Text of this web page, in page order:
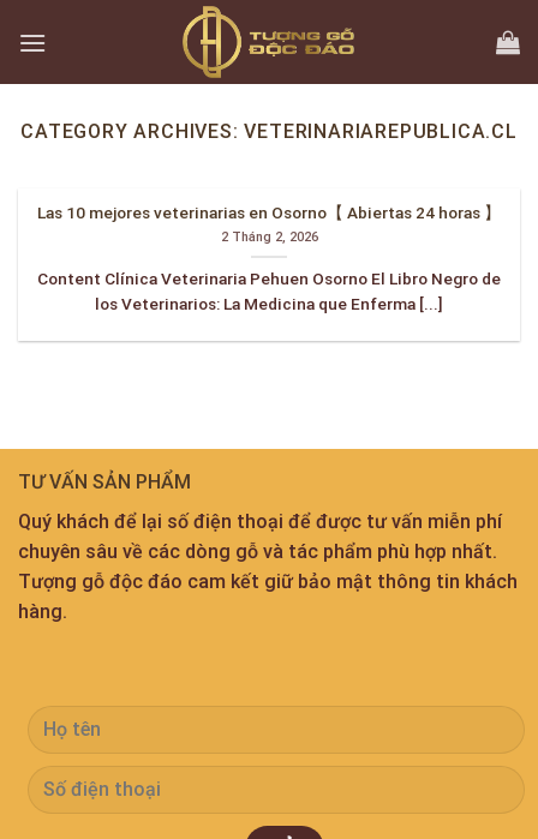
CATEGORY ARCHIVES:VETERINARIAREPUBLICA.CL
Las 10 mejores veterinarias en Osorno【 Abiertas 24 horas 】
2 Tháng 2, 2026
Content Clínica Veterinaria Pehuen Osorno El Libro Negro de
los Veterinarios: La Medicina que Enferma [...]
TƯ VẤN SẢN PHẨM
Quý khách để lại số điện thoại để được tư vấn miễn phí
chuyên sâu về các dòng gỗ và tác phẩm phù hợp nhất.
Tượng gỗ độc đáo cam kết giữ bảo mật thông tin khách
hàng.